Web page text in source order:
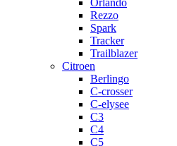
Orlando
Rezzo
Spark
Tracker
Trailblazer
Citroen
Berlingo
C-crosser
C-elysee
C3
C4
C5